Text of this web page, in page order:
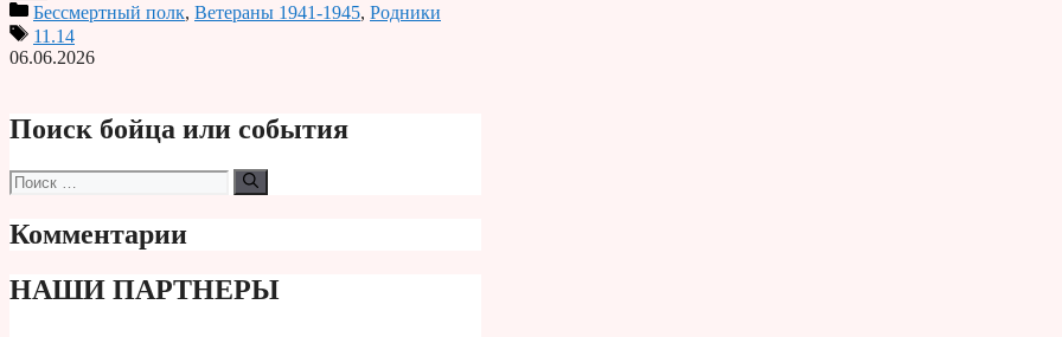
PrintБессмертный полк, Ветераны 1941-1945, Родники
11.14
06.06.2026
Поиск бойца или события
Поиск:
Комментарии
НАШИ ПАРТНЕРЫ